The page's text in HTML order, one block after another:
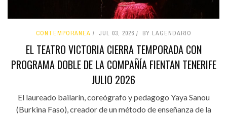
CONTEMPORÁNEA JUL 03, 2026 BY LAGENDARIO
EL TEATRO VICTORIA CIERRA TEMPORADA CON
PROGRAMA DOBLE DE LA COMPAÑÍA FIENTAN TENERIFE
JULIO 2026
El laureado bailarín, coreógrafo y pedagogo Yaya Sanou
(Burkina Faso), creador de un método de enseñanza de la